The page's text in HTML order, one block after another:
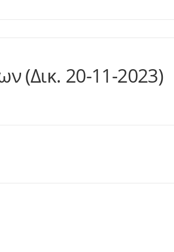
(Δικ. 20-11-2023)